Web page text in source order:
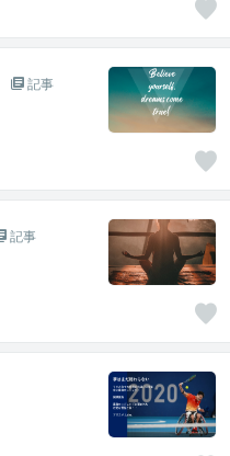
記事
記事